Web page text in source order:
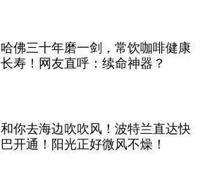
哈佛三十年磨一剑，常饮咖啡健康
长寿！网友直呼：续命神器？
和你去海边吹吹风！波特兰直达快
巴开通！阳光正好微风不燥！